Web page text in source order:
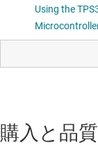
購入と品質